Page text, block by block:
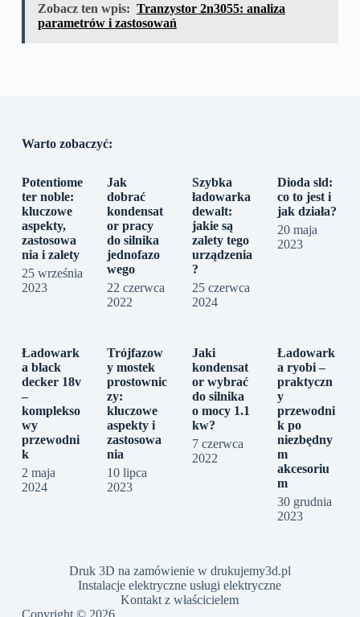
Zobacz ten wpis: Tranzystor 2n3055: analiza
parametrów i zastosowań
Warto zobaczyć:
Potentiome
ter noble:
kluczowe
aspekty,
zastosowa
nia i zalety
25 września
2023
Jak
dobrać
kondensat
or pracy
do silnika
jednofazo
wego
22 czerwca
2022
Szybka
ładowarka
dewalt:
jakie są
zalety tego
urządzenia
?
25 czerwca
2024
Dioda sld:
co to jest i
jak działa?
20 maja
2023
Ładowark
a black
decker 18v
–
komplekso
wy
przewodni
k
2 maja
2024
Trójfazow
y mostek
prostownic
zy:
kluczowe
aspekty i
zastosowa
nia
10 lipca
2023
Jaki
kondensat
or wybrać
do silnika
o mocy 1.1
kw?
7 czerwca
2022
Ładowark
a ryobi –
praktyczn
y
przewodni
k po
niezbędny
m
akcesoriu
m
30 grudnia
2023
Druk 3D na zamówienie w drukujemy3d.pl
Instalacje elektryczne usługi elektryczne
Kontakt z właścicielem
Copyright © 2026